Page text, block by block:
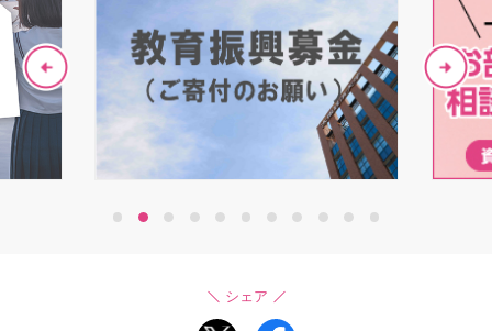
2 4 5 7 9
シェア